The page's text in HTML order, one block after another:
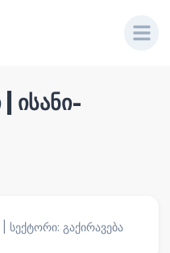
ისანი-
სექტორი: გაქირავება